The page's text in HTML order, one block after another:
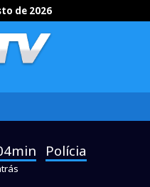
de 2026
Polícia